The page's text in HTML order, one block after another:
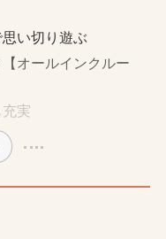
い切り遊ぶ
オールインクルー
実